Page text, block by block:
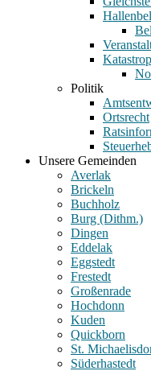
Politik
Ortsrecht
Unsere Gemeinden
Averlak
Brickeln
Buchholz
Burg (Dithm.)
Dingen
Eddelak
Eggstedt
Frestedt
Großenrade
Hochdonn
Kuden
Quickborn
St.
Süderhastedt